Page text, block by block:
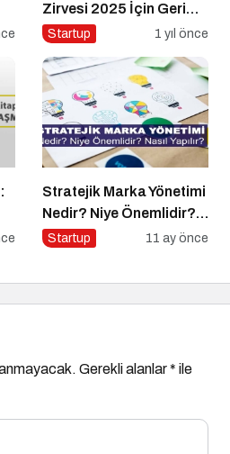
Zirvesi 2025 İçin Geri
Sayım
Startup 1 yıl önce
Stratejik Marka Yönetimi
Nedir? Niye Önemlidir?
Stratejik Marka Yönetimi
Startup 11 ay önce
Gerekli alanlar* ile